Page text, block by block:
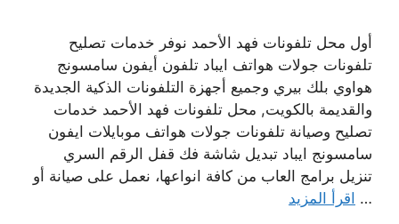
أول محل تلفونات فهد الأحمد نوفر خدمات تصليح
تلفونات جولات هواتف ايباد تلفون أيفون سامسونج
هواوي بلك بيري وجميع أجهزة التلفونات الذكية الجديدة
والقديمة بالكويت, محل تلفونات فهد الأحمد خدمات
تصليح وصيانة تلفونات جولات هواتف موبايلات ايفون
سامسونج ايباد تبديل شاشة فك قفل الرقم السري
تنزيل برامج العاب من كافة انواعها، نعمل على صيانة أو
… اقرأ المزيد